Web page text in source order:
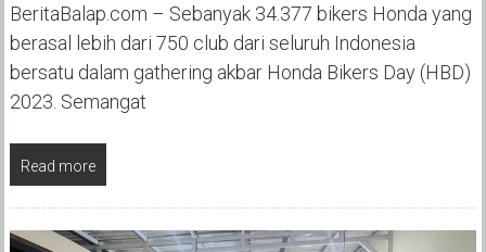
BeritaBalap.com – Sebanyak 34.377 bikers Honda yang
berasal lebih dari 750 club dari seluruh Indonesia
bersatu dalam gathering akbar Honda Bikers Day (HBD)
2023. Semangat
Read more